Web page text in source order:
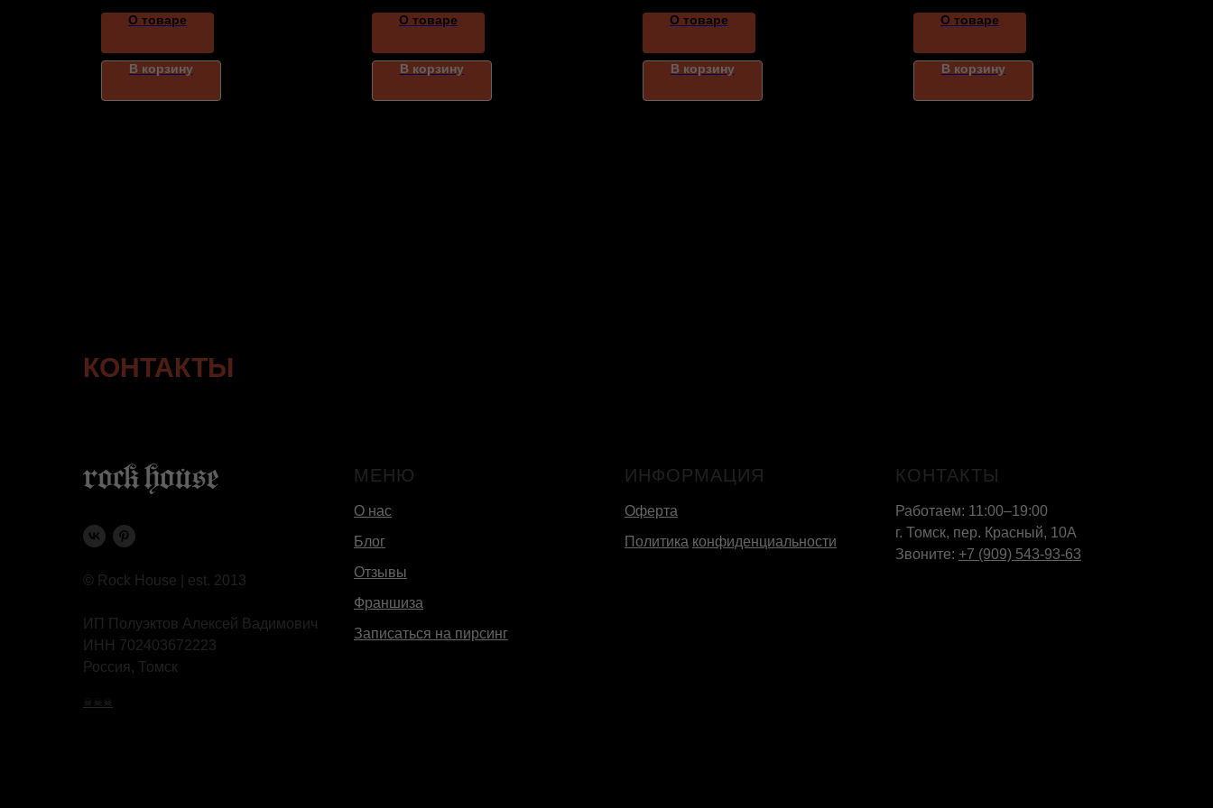
О товаре
В корзину
О товаре
В корзину
О товаре
В корзину
О товаре
В корзину
КОНТАКТЫ
© Rock House | est. 2013
ИП Полуэктов Алексей Вадимович
ИНН 702403672223
Россия, Томск
☠☠☠
МЕНЮ
О нас
Блог
Отзывы
Франшиза
Записаться на пирсинг
ИНФОРМАЦИЯ
Оферта
Политика конфиденциальности
КОНТАКТЫ
Работаем: 11:00–19:00
г. Томск, пер. Красный, 10А
Звоните: +7 (909) 543-93-63